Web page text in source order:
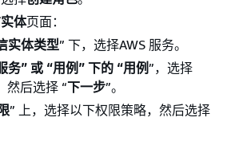
体页面：
实体类型” 下，选择AWS 服务。
务” 或 “用例 ” 下的 “用例”，选择
然后选择 “下一步”。
” 上，选择以下权限策略，然后选择